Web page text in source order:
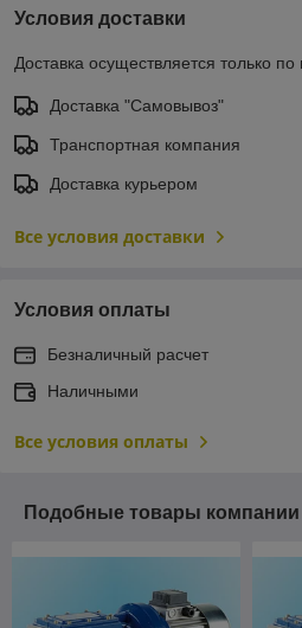
Условия доставки
Доставка осуществляется только по
Доставка "Самовывоз"
Транспортная компания
Доставка курьером
Все условия доставки
Условия оплаты
Безналичный расчет
Наличными
Все условия оплаты
Подобные товары компании